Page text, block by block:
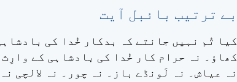
بے ترتیب بائبل آیت
کیا تُم نہیں جانتے کہ بدکار خُدا کی
کھاؤ۔ نہ حرام کار خُدا کی بادشاہی کے
نہ عیاش۔ نہ لَونڈے باز۔ نہ چور۔ نہ لالچی